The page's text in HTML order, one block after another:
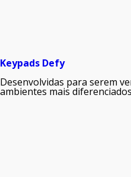
Keypads Defy
Desenvolvidas para serem
ambientes mais